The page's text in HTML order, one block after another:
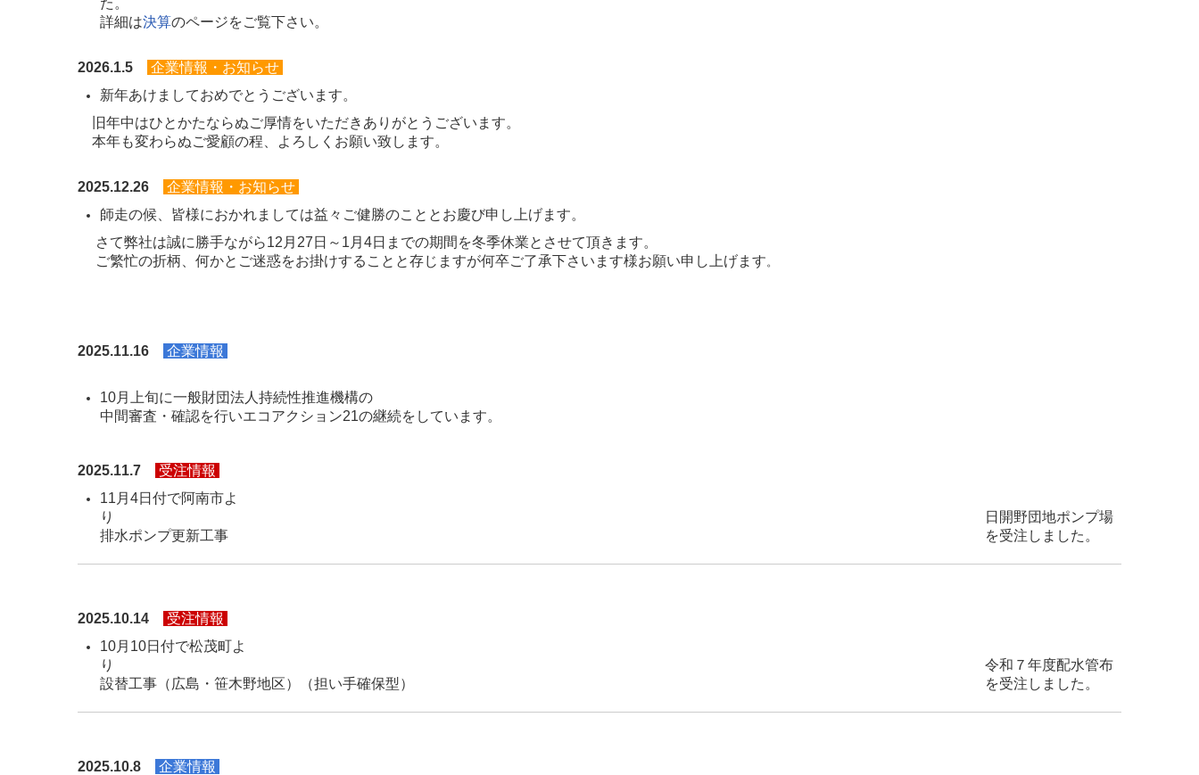
た。
詳細は決算のページをご覧下さい。
2026.1.5
企業情報・お知らせ
新年あけましておめでとうございます。
旧年中はひとかたならぬご厚情をいただきありがとうございます。
本年も変わらぬご愛顧の程、よろしくお願い致します。
2025.12.26
企業情報・お知らせ
師走の候、皆様におかれましては益々ご健勝のこととお慶び申し上げます。
さて弊社は誠に勝手ながら12月27日～1月4日までの期間を冬季休業とさせて頂きます。
ご繁忙の折柄、何かとご迷惑をお掛けすることと存じますが何卒ご了承下さいます様お願い申し上げます 。
2025.11.16 企業情報
10月上旬に一般財団法人持続性推進機構の
中間審査・確認を行いエコアクション21の継続をしています。
2025.11.7
受注情報
11月4日付で阿南市よ
り 日開野団地ポンプ場
排水ポンプ更新工事 を受注しました。
2025.10.14
受注情報
10月10日付で松茂町よ
り 令和７年度配水管布
設替工事（広島・笹木野地区）（担い手確保型）
を受注しました。
2025.10.8
企業情報